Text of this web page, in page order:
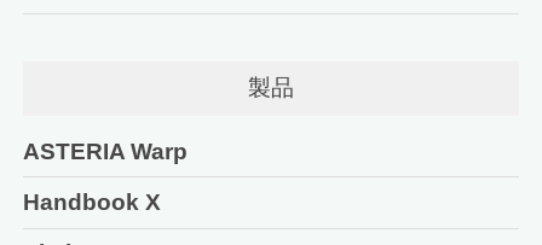
製品
ASTERIA Warp
Handbook X